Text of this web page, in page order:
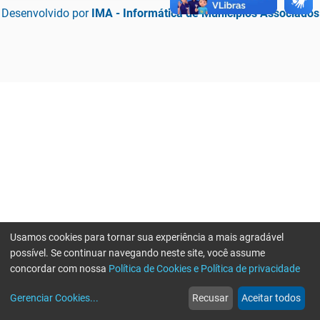
Desenvolvido por IMA - Informática de Municípios Associados
web
Notícias
more_horiz
Mais
Usamos cookies para tornar sua experiência a mais agradável
possível. Se continuar navegando neste site, você assume
concordar com nossa Política de Cookies e Política de privacidade
Gerenciar Cookies... Recusar Aceitar todos
Erro ao enviar informações, por favor tente novamente